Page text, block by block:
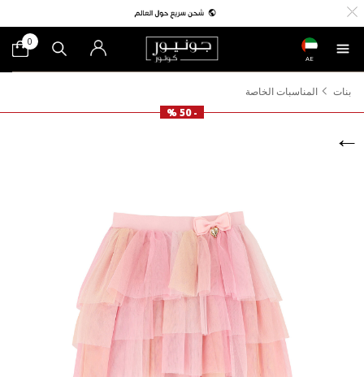
AE
0
بنات
المناسبات الخاصة
- 50 %